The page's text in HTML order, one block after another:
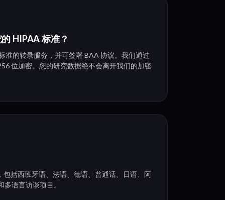
HIPAA 标准？
准的转录服务，并可签署 BAA 协议。我们通过
位加密。您的研究数据绝不会离开我们的加密
包括西班牙语、法语、德语、普通话、日语、阿
语言访谈项目。